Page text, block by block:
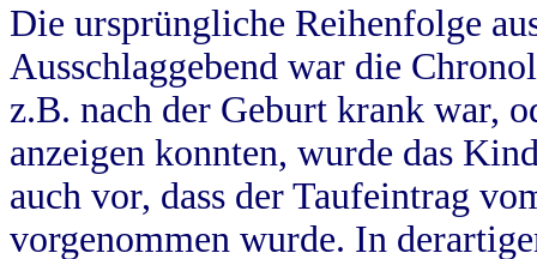
Die ursprüngliche Reihenfolge
Ausschlaggebend war die
z.B. nach der Geburt krank war,
anzeigen konnten, wurde das
auch vor, dass der Taufeintrag
vorgenommen wurde. In